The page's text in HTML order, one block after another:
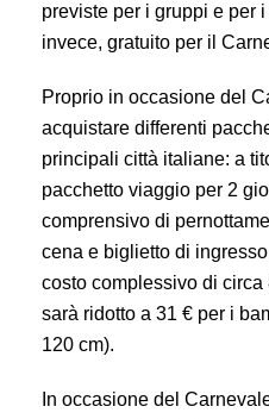
previste per i gruppi e per
invece, gratuito per il
Proprio in occasione del
acquistare differenti
principali città italiane: a
pacchetto viaggio per 2
comprensivo di
cena e biglietto di
costo complessivo di
sarà ridotto a 31 € per i
120 cm).
In occasione del